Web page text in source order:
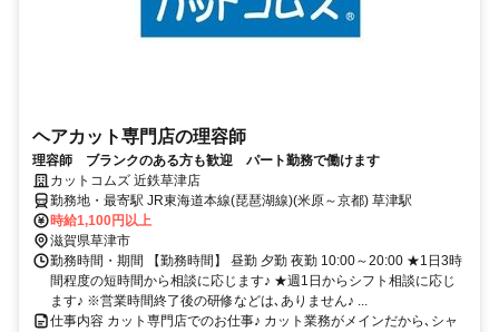
ヘアカット専門店の理容師
理容師 ブランクのある方も歓迎 パート勤務で働けます
カットコムズ 近鉄草津店
勤務地・最寄駅 JR東海道本線(琵琶湖線)(米原～京都) 草津駅
時給1,100円以上
滋賀県草津市
勤務時間・期間 【勤務時間】 昼勤 夕勤 夜勤 10:00～20:00 ★1日3時
間程度の短時間から相談に応じます♪ ★週1日からシフト相談に応じ
ます♪ ※営業時間終了後の研修などは､ありません♪ ...
仕事内容 カット専門店でのお仕事♪ カット業務がメインだから､シャ